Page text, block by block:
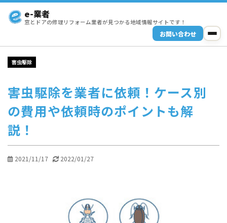
e-業者
窓とドアの修理リフォーム業者が見つかる地域情報サイトです！
お問い合わせ
害虫駆除
害虫駆除を業者に依頼！ケース別
の費用や依頼時のポイントも解
説！
2021/11/17 2022/01/27